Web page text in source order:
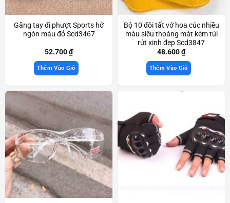
Găng tay đi phượt Sports hở
ngón màu đỏ Scd3467
52.700₫
Thêm Vào Giỏ
Bộ 10 đôi tất vớ hoa cúc nhiều
màu siêu thoáng mát kèm túi
rút xinh đẹp Scd3847
48.600₫
Thêm Vào Giỏ